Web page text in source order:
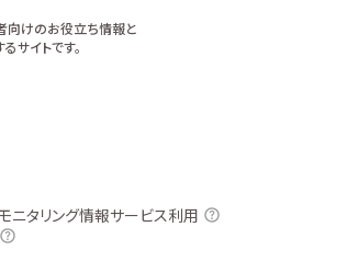
向けのお役立ち情報と
サイトです。
ニタリング情報サービス利用